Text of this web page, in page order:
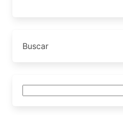
Buscar